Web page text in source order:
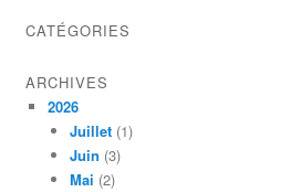
CATÉGORIES
ARCHIVES
2026
Juillet (1)
Juin (3)
Mai (2)